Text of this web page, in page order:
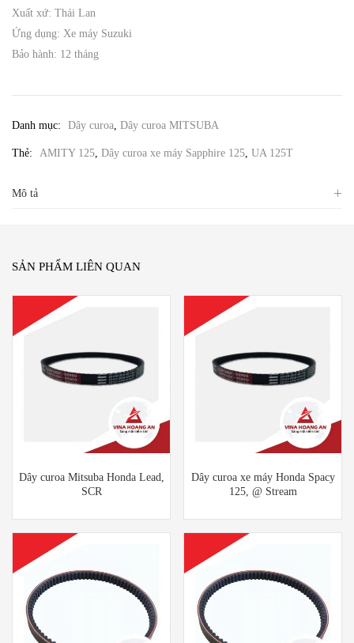
Xuất xứ: Thái Lan
Ứng dụng: Xe máy Suzuki
Bảo hành: 12 tháng
Danh mục: Dây curoa, Dây curoa MITSUBA
Thẻ: AMITY 125, Dây curoa xe máy Sapphire 125, UA 125T
Mô tả
SẢN PHẨM LIÊN QUAN
Dây curoa Mitsuba Honda Lead,
SCR
Dây curoa xe máy Honda Spacy
125, @ Stream